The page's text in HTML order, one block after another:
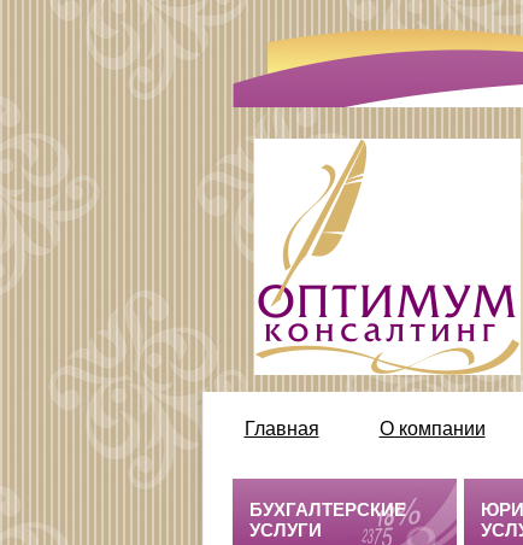
Главная О компании
http://optcons.ru/node/63
БУХГАЛТЕРСКИЕ
УСЛУГИ